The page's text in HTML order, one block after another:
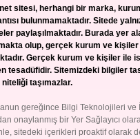
sitesi, herhangi bir marka,
bulunmamaktadır. Sitede
paylaşılmaktadır. Burada yer
olup, gerçek kurum ve kişiler
Gerçek kurum ve kişiler ile
tesadüfidir. Sitemizdeki bilgiler
taşımazlar.
gereğince Bilgi Teknolojileri ve
onaylanmış bir Yer Sağlayıcı
sitedeki içerikleri proaktif olarak